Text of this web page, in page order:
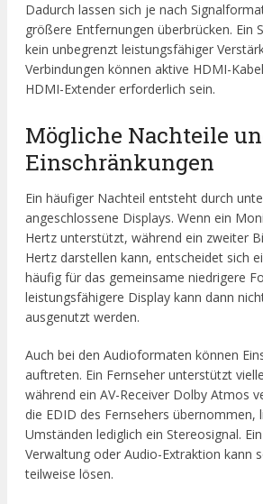
Dadurch lassen sich je nach
größere Entfernungen überbrücken. Ein
kein unbegrenzt leistungsfähiger
Verbindungen können aktive HDMI-
HDMI-Extender erforderlich sein.
Mögliche Nachteile
Einschränkungen
Ein häufiger Nachteil entsteht durch
angeschlossene Displays. Wenn ein
Hertz unterstützt, während ein zweiter
Hertz darstellen kann, entscheidet sich
häufig für das gemeinsame niedrigere
leistungsfähigere Display kann dann
ausgenutzt werden.
Auch bei den Audioformaten können
auftreten. Ein Fernseher unterstützt
während ein AV-Receiver Dolby Atmos
die EDID des Fernsehers übernommen,
Umständen lediglich ein Stereosignal.
Verwaltung oder Audio-Extraktion kann
teilweise lösen.